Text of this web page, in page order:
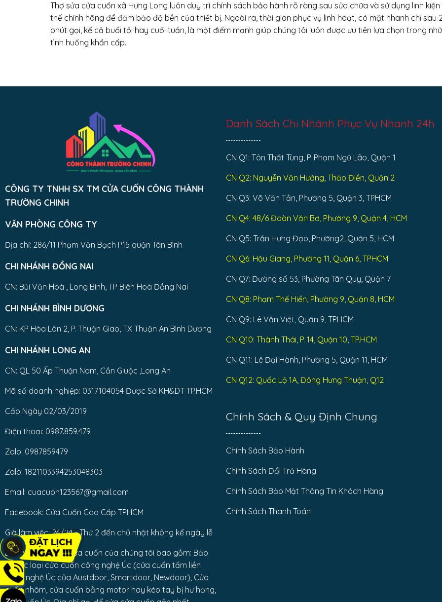
Thợ sửa cửa cuốn xã Hưng Long luôn duy trì chính sách bảo hành rõ ràng sau sửa chữa và sử dụng linh
thế chính hãng để đảm bảo độ bền của thiết bị. Ngoài ra, thời gian phục vụ linh hoạt, có mặt nhanh chỉ sau
phút gọi, kể cả buổi tối hay cuối tuần, là một điểm mạnh giúp chúng tôi luôn được ưu tiên lựa chọn trong
tình huống khẩn cấp.
CÔNG TY TNHH SX TM CỬA CUỐN CÔNG THÀNH
TRƯỜNG CHINH
VĂN PHÒNG CÔNG TY
Địa chỉ: 286/11 Phạm Văn Bạch P.15 quận Tân Bình
CHI NHÁNH ĐỒNG NAI
CN: Bùi Văn Hoà , Long Bình, TP Biên Hoà Đồng Nai
CHI NHÁNH BÌNH DƯƠNG
CN: KP Hòa Lân 2, P. Thuận Giao, TX Thuận An Bình Dương
CHI NHÁNH LONG AN
CN: QL 50 Ấp Thuận Nam, Cần Giuộc ,Long An
Mã số doanh nghiệp: 0317104054 Được Sở KH&DT TP.HCM
Cấp Ngày 02/03/2019
Điện thoại: 0987.859.479
Zalo: 0987859479
Zalo: 1821103394253048303
Email: cuacuon123567@gmail.com
Facebook: Cửa Cuốn Cao Cấp TPHCM
Giờ làm việc: 24/24 - Thứ 2 đến chủ nhật không kể ngày lễ
Dịch vụ sửa chữa cửa cuốn của chúng tôi bao gồm: Bảo
trì các loại cửa cuốn công nghệ Úc (cửa cuốn tấm liền
công nghệ Úc của Austdoor, Smartdoor, Newdoor), Cửa
cuốn nhôm, cửa cuốn bằng motor hay kéo tay bị hư hỏng,
Danh Sách Chi Nhánh Phục Vụ Nhanh 24h
CN Q1: Tôn Thất Tùng, P. Phạm Ngũ Lão, Quận 1
CN Q2: Nguyễn Văn Hưởng, Thảo Điền, Quận 2
CN Q3: Võ Văn Tần, Phường 5, Quận 3, TPHCM
CN Q4: 48/6 Đoàn Văn Bơ, Phường 9, Quận 4, HCM
CN Q5: Trần Hưng Đạo, Phường2, Quận 5, HCM
CN Q6: Hậu Giang, Phường 11, Quận 6, TPHCM
CN Q7: Đường số 53, Phường Tân Quy, Quận 7
CN Q8: Phạm Thế Hiển, Phường 9, Quận 8, HCM
CN Q9: Lê Văn Việt, Quận 9, TPHCM
CN Q10: Thành Thái, P. 14, Quận 10, TP.HCM
CN Q11: Lê Đại Hành, Phường 5, Quận 11, HCM
CN Q12: Quốc Lộ 1A, Đông Hưng Thuận, Q12
Chính Sách & Quy Định Chung
Chính Sách Bảo Hành
Chính Sách Đổi Trả Hàng
Chính Sách Bảo Mật Thông Tin Khách Hàng
Chính Sách Thanh Toán